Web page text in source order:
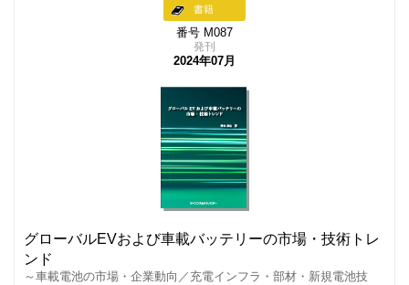
書籍
番号 M087
発刊
2024年07月
グローバルEVおよび車載バッテリーの市場・技術トレ
ンド
～車載電池の市場・企業動向／充電インフラ・部材・新規電池技